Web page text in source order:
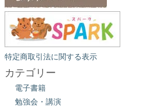
特定商取引法に関する表示
カテゴリー
電子書籍
勉強会・講演